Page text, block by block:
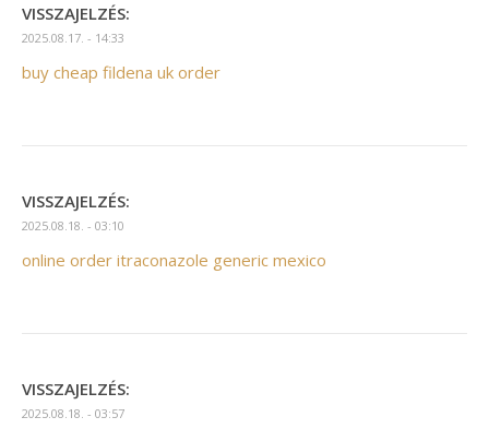
VISSZAJELZÉS:
2025.08.17. - 14:33
buy cheap fildena uk order
VISSZAJELZÉS:
2025.08.18. - 03:10
online order itraconazole generic mexico
VISSZAJELZÉS:
2025.08.18. - 03:57